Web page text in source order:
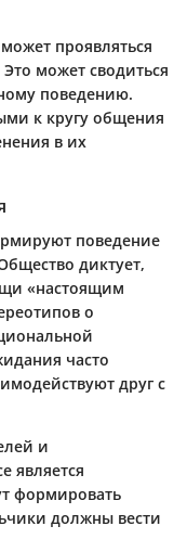
проявляться
может сводиться
поведению.
к кругу общения
в их
поведение
диктует,
«настоящим
о
часто
друг с
и
является
формировать
должны вести